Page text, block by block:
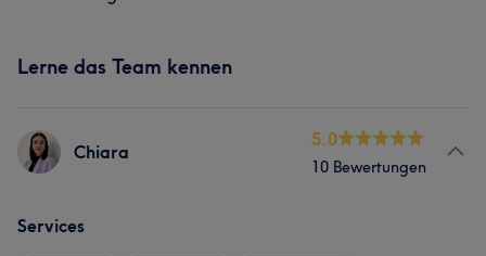
Lerne das Team kennen
Chiara
5.0
10 Bewertungen
Services